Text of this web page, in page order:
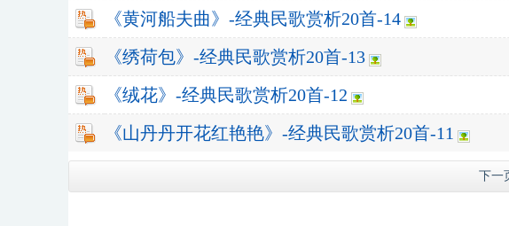
《黄河船夫曲》-经典民歌赏析20首-14
《绣荷包》-经典民歌赏析20首-13
《绒花》-经典民歌赏析20首-12
《山丹丹开花红艳艳》-经典民歌赏析20首-11
下一